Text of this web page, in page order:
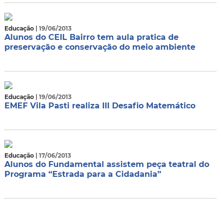
Educação | 19/06/2013
Alunos do CEIL Bairro tem aula pratica de
preservação e conservação do meio ambiente
Educação | 19/06/2013
EMEF Vila Pasti realiza III Desafio Matemático
Educação | 17/06/2013
Alunos do Fundamental assistem peça teatral do
Programa “Estrada para a Cidadania”